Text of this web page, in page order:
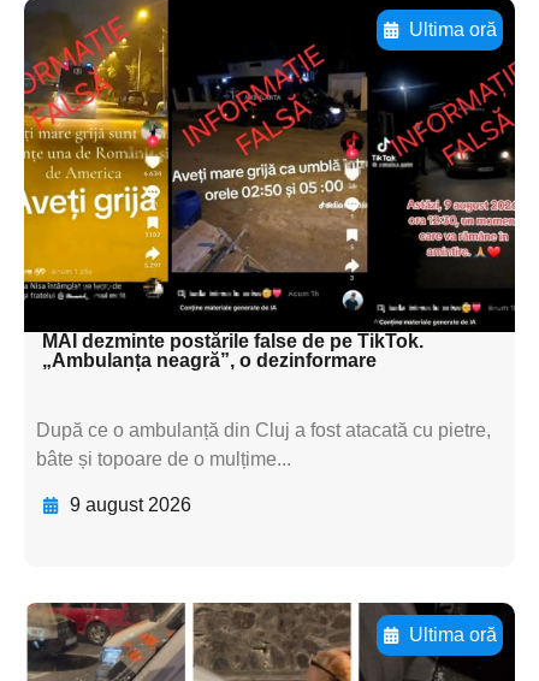
Ultima oră
Adaugă aici textul pentru
subtitluAdaugă aici
textul pentru
subtitluAdaugă aici
textul pentru
subtitluAdaugă aici
textul pentru subti
MAI dezminte postările false de pe TikTok.
„Ambulanța neagră”, o dezinformare
După ce o ambulanță din Cluj a fost atacată cu pietre,
bâte și topoare de o mulțime...
9 august 2026
Ultima oră